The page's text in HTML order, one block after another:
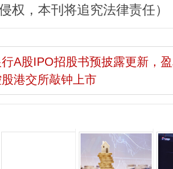
权，本刊将追究法律责任）
A股IPO招股书预披露更新，
港交所敲钟上市